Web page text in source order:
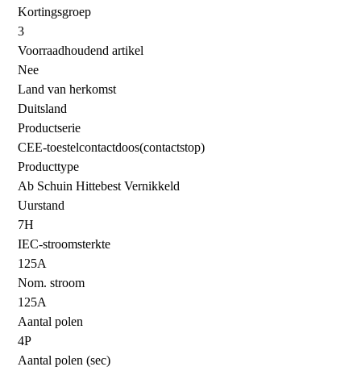
Kortingsgroep
3
Voorraadhoudend artikel
Nee
Land van herkomst
Duitsland
Productserie
CEE-toestelcontactdoos(contactstop)
Producttype
Ab Schuin Hittebest Vernikkeld
Uurstand
7H
IEC-stroomsterkte
125A
Nom. stroom
125A
Aantal polen
4P
Aantal polen (sec)